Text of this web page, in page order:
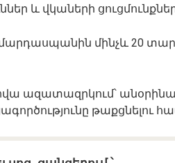
և վկաների
մինչև 20
ազատազրկում՝
թաքցնելու